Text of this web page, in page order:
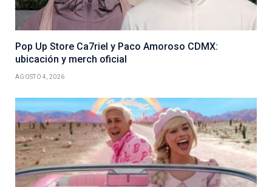
Pop Up Store Ca7riel y Paco Amoroso CDMX:
ubicación y merch oficial
AGOSTO 4, 2026